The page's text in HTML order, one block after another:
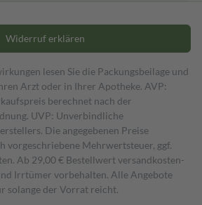
Widerruf erklären
lesen Sie die Packungsbeilage und
Arzt oder in Ihrer Apotheke. AVP:
berechnet nach der
UVP: Unverbindliche
Die angegebenen Preise
vorgeschriebene Mehrwertsteuer, ggf.
Ab 29,00 € Bestell­wert versand­kosten­
Irrtümer vorbehalten. Alle Angebote
solange der Vorrat reicht.